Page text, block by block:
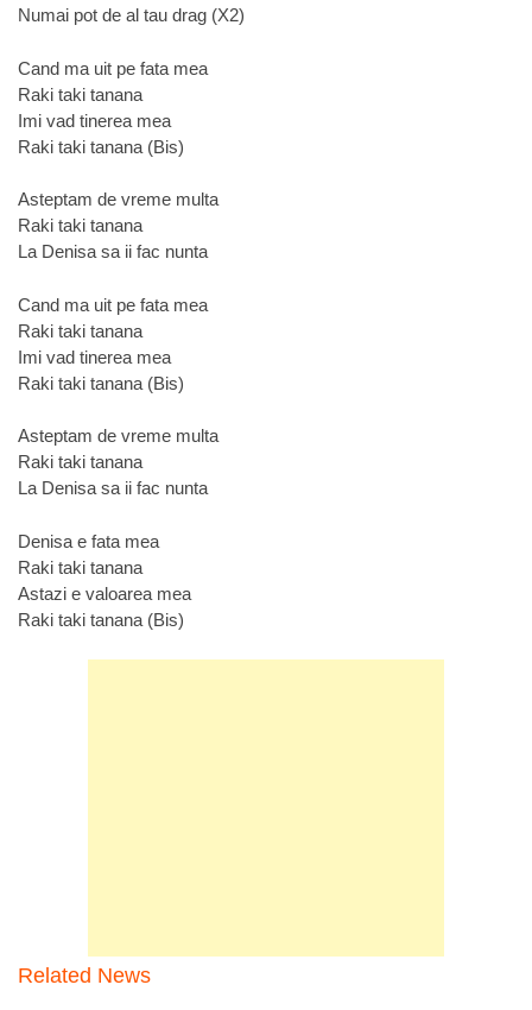
Numai pot de al tau drag (X2)
Cand ma uit pe fata mea
Raki taki tanana
Imi vad tinerea mea
Raki taki tanana (Bis)
Asteptam de vreme multa
Raki taki tanana
La Denisa sa ii fac nunta
Cand ma uit pe fata mea
Raki taki tanana
Imi vad tinerea mea
Raki taki tanana (Bis)
Asteptam de vreme multa
Raki taki tanana
La Denisa sa ii fac nunta
Denisa e fata mea
Raki taki tanana
Astazi e valoarea mea
Raki taki tanana (Bis)
Related News